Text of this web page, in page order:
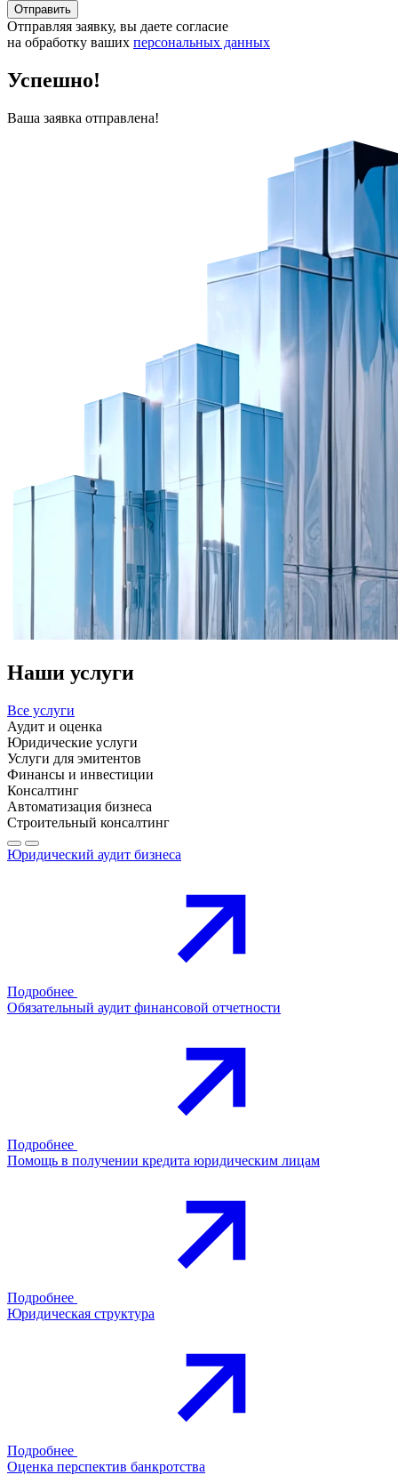
Отправить
Отправляя заявку, вы даете согласие
на обработку ваших персональных данных
Успешно!
Ваша заявка отправлена!
Наши услуги
Все услуги
Аудит и оценка
Юридические услуги
Услуги для эмитентов
Финансы и инвестиции
Консалтинг
Автоматизация бизнеса
Строительный консалтинг
Юридический аудит бизнеса
Подробнее
Обязательный аудит финансовой отчетности
Подробнее
Помощь в получении кредита юридическим лицам
Подробнее
Юридическая структура
Подробнее
Оценка перспектив банкротства